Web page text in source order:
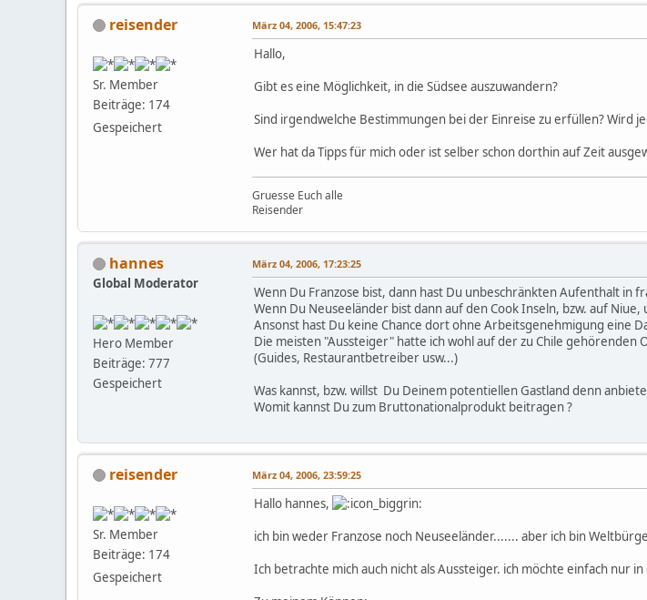
reisender
Sr. Member
Beiträge: 174
Gespeichert
März 04, 2006, 15:47:23
Hallo,
Gibt es eine Möglichkeit, in die Südsee auszuwandern?
Sind irgendwelche Bestimmungen bei der Einreise zu erfüllen? Wird
Wer hat da Tipps für mich oder ist selber schon dorthin auf Zeit
Gruesse Euch alle
Reisender
hannes
Global Moderator
Hero Member
Beiträge: 777
Gespeichert
März 04, 2006, 17:23:25
Wenn Du Franzose bist, dann hast Du unbeschränkten Aufenthalt in
Wenn Du Neuseeländer bist dann auf den Cook Inseln, bzw. auf Niue,
Ansonst hast Du keine Chance dort ohne Arbeitsgenehmigung eine
Die meisten "Aussteiger" hatte ich wohl auf der zu Chile
(Guides, Restaurantbetreiber usw...)
Was kannst, bzw. willst Du Deinem potentiellen Gastland denn
Womit kannst Du zum Bruttonationalprodukt beitragen ?
reisender
Sr. Member
Beiträge: 174
Gespeichert
März 04, 2006, 23:59:25
Hallo hannes,
ich bin weder Franzose noch Neuseeländer....... aber ich bin
Ich betrachte mich auch nicht als Aussteiger. ich möchte einfach nur